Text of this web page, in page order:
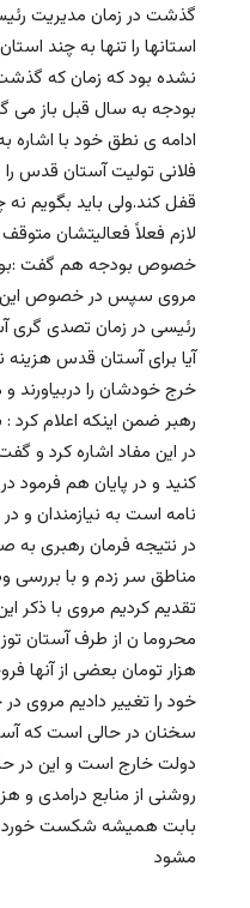
استانها را تنها به چند
نشده بود كه زمان كه
بودجه به سال قبل باز مى
ادامه ى نطق خود با اشاره
فلانى توليت آستان قدس
قفل كند.ولى بايد بگويم نه
لازم فعلاً فعاليتشان
مروى سپس در خصوص اين
رئيسى در زمان تصدى گرى
آيا براى آستان قدس هزينه
خرج خودشان را دربياورند
رهبر ضمن اينكه اعلام
در اين مفاد اشاره كرد و
كنيد و در پايان هم فرمود
نامه است به نيازمندان و
در نتيجه فرمان رهبرى
تقديم كرديم مروى با ذكر
هزار تومان بعضى از
سخنان در حالی است که
دولت خارج است و این در
روشنی از منابع درامدی و
بابت همیشه شکست
مشود